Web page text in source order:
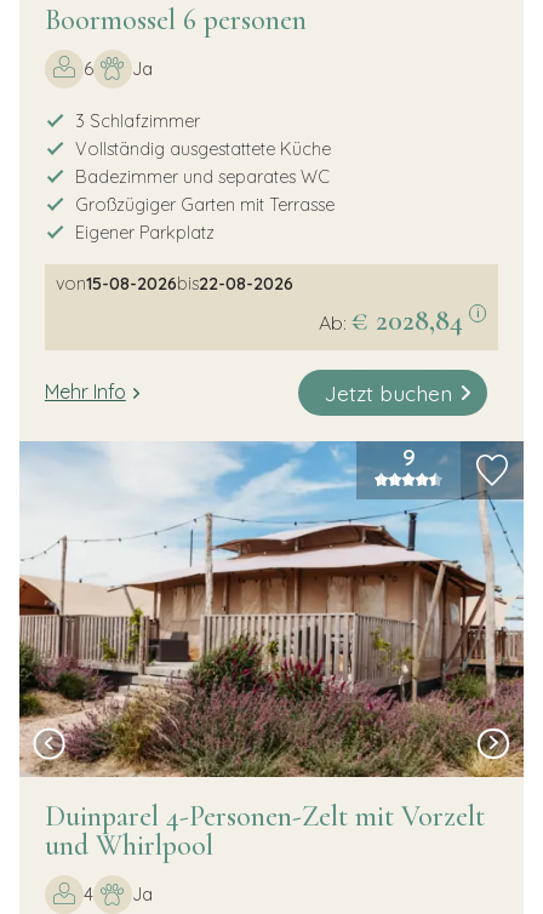
Boormossel 6 personen
6 Ja
3 Schlafzimmer
Vollständig ausgestattete Küche
Badezimmer und separates WC
Großzügiger Garten mit Terrasse
Eigener Parkplatz
von15-08-2026bis22-08-2026
Ab: € 2028,84 i
Mehr Info Jetzt buchen
9
Duinparel 4-Personen-Zelt mit Vorzelt
und Whirlpool
4 Ja